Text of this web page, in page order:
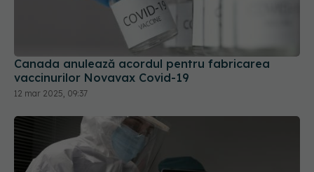
Canada anulează acordul pentru fabricarea
vaccinurilor Novavax Covid-19